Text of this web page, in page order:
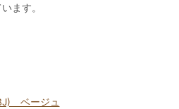
ます。
ベージュ